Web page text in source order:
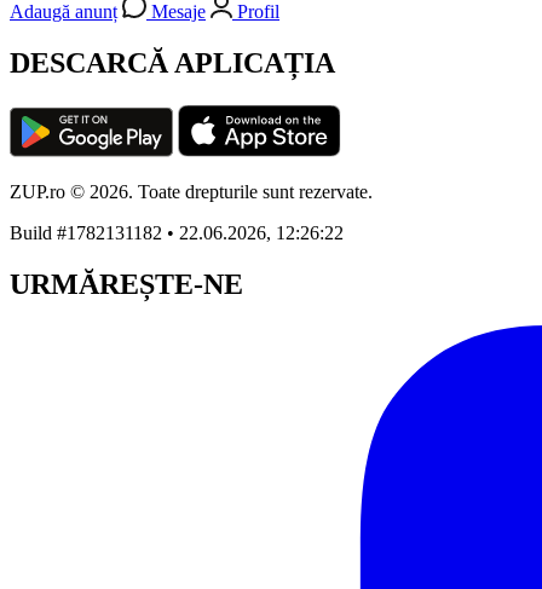
Adaugă anunț Mesaje Profil
DESCARCĂ APLICAȚIA
ZUP.ro © 2026. Toate drepturile sunt rezervate.
Build #1782131182 • 22.06.2026, 12:26:22
URMĂREȘTE-NE